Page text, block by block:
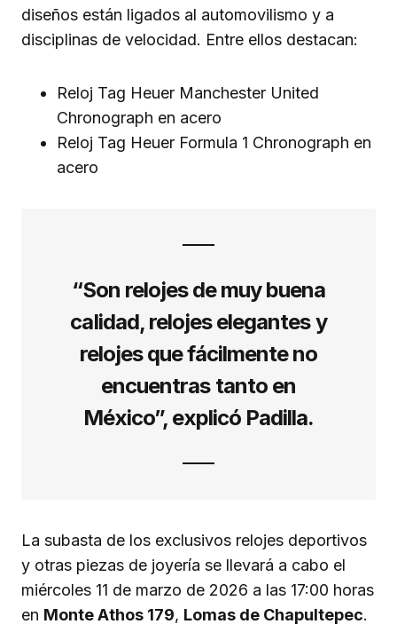
diseños están ligados al automovilismo y a
disciplinas de velocidad. Entre ellos destacan:
Reloj Tag Heuer Manchester United
Chronograph en acero
Reloj Tag Heuer Formula 1 Chronograph en
acero
“Son relojes de muy buena
calidad, relojes elegantes y
relojes que fácilmente no
encuentras tanto en
México”, explicó Padilla.
La subasta de los exclusivos relojes deportivos
y otras piezas de joyería se llevará a cabo el
miércoles 11 de marzo de 2026 a las 17:00 horas
en Monte Athos 179, Lomas de Chapultepec.